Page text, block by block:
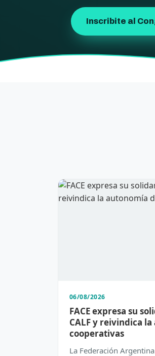
Inscribite al
06/08/2026
FACE expresa su
CALF y reivindica
cooperativas
La Federación